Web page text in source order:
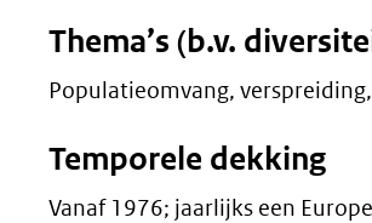
Thema’s (b.v.
Populatieomvang,
Temporele dekking
Vanaf 1976; jaarlijks een